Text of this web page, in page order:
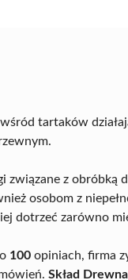
tartaków
z obróbką
osobom z
dotrzeć zarówno
100 opiniach, firma
Skład